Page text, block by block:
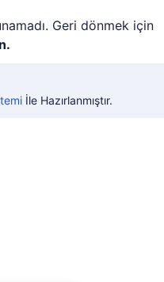
Geri dönmek için
İle Hazırlanmıştır.